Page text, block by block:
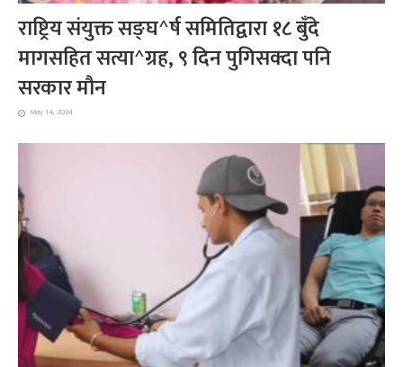
राष्ट्रिय संयुक्त सङ्घ^र्ष समितिद्वारा १८ बुँदे
मागसहित सत्या^ग्रह, ९ दिन पुगिसक्दा पनि
सरकार मौन
May 14, 2024